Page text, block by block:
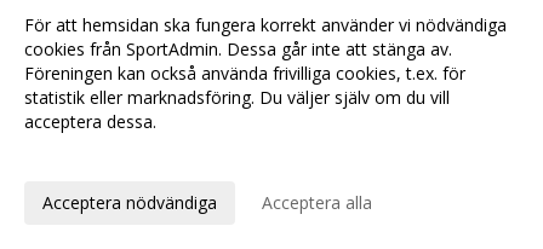
Medlemslotteriet januari 2017-02-08 10:30
Sponsorhuset 2017-01-25 09:50
Newbody 2017-01-23 11:43
Medlemslotteriet december
Tre H/B killar på distrikts-SM
För att hemsidan ska fungera korrekt använder vi nödvändiga
cookies från SportAdmin. Dessa går inte att stänga av.
Föreningen kan också använda frivilliga cookies, t.ex. för
statistik eller marknadsföring. Du väljer själv om du vill
acceptera dessa.
Acceptera nödvändiga Acceptera alla